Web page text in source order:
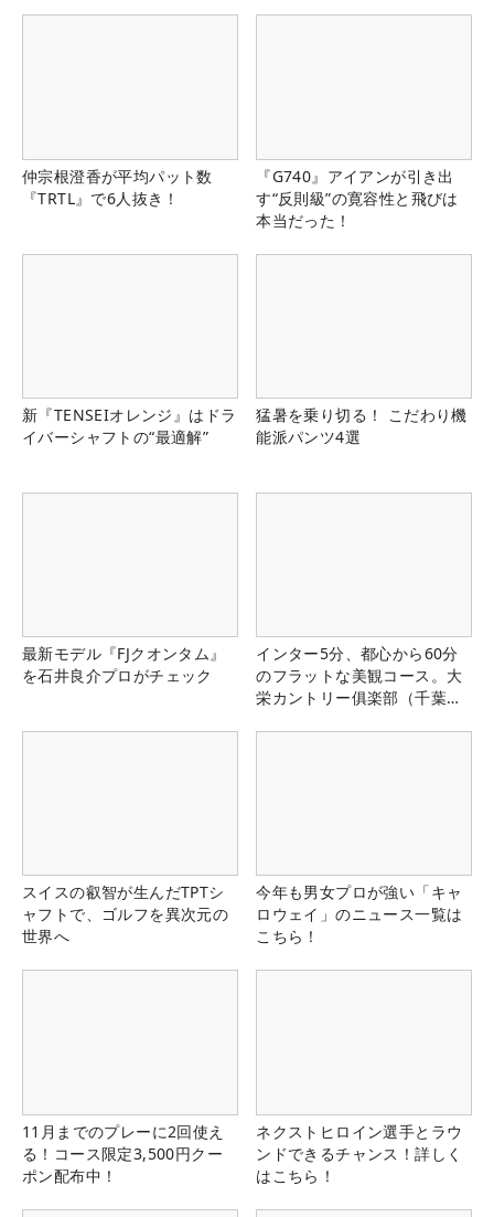
仲宗根澄香が平均パット数
『TRTL』で6人抜き！
『G740』アイアンが引き出
す“反則級”の寛容性と飛びは
本当だった！
新『TENSEIオレンジ』はドラ
イバーシャフトの“最適解”
猛暑を乗り切る！ こだわり機
能派パンツ4選
最新モデル『FJクオンタム』
を石井良介プロがチェック
インター5分、都心から60分
のフラットな美観コース。大
栄カントリー俱楽部（千葉
スイスの叡智が生んだTPTシ
ャフトで、ゴルフを異次元の
世界へ
今年も男女プロが強い「キャ
ロウェイ」のニュース一覧は
こちら！
11月までのプレーに2回使え
る！コース限定3,500円クー
ポン配布中！
ネクストヒロイン選手とラウ
ンドできるチャンス！詳しく
はこちら！